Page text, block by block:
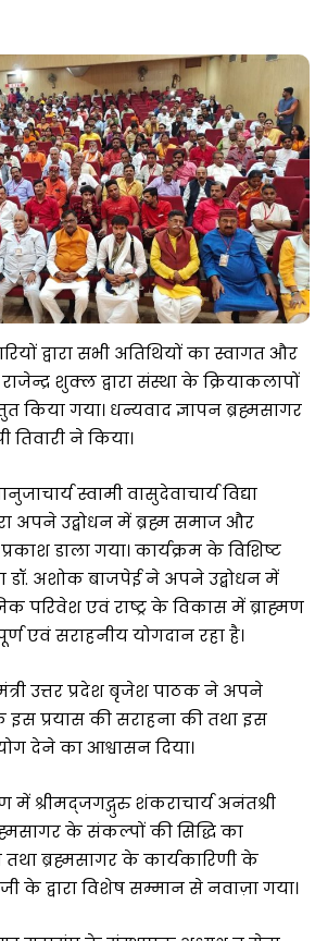
द्वारा सभी अतिथियों का स्वागत और
शुक्ल द्वारा संस्था के क्रियाकलापों
किया गया। धन्यवाद ज्ञापन ब्रह्मसागर
तिवारी ने किया।
स्वामी वासुदेवाचार्य विद्या
अपने उद्बोधन में ब्रह्म समाज और
डाला गया। कार्यक्रम के विशिष्ट
डॉ. अशोक बाजपेई ने अपने उद्बोधन में
परिवेश एवं राष्ट्र के विकास में ब्राह्मण
एवं सराहनीय योगदान रहा है।
उत्तर प्रदेश बृजेश पाठक ने अपने
इस प्रयास की सराहना की तथा इस
देने का आश्वासन दिया।
श्रीमद्जगद्गुरु शंकराचार्य अनंतश्री
के संकल्पों की सिद्धि का
तथा ब्रह्मसागर के कार्यकारिणी के
के द्वारा विशेष सम्मान से नवाज़ा गया।